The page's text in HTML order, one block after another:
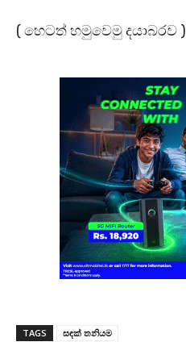
( හෙටත් හමුවෙමු දයාබරව )
TAGS සඳක් තනියම